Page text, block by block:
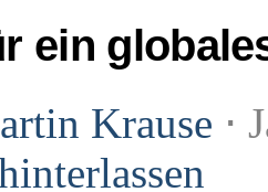
ein
Krause ⋅